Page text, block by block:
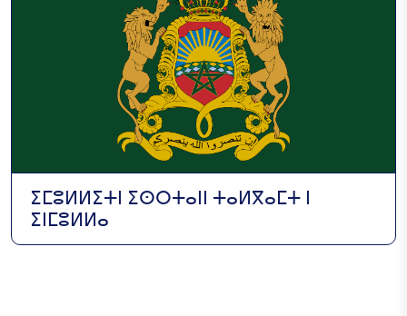
ⵉⵎⵓⵍⵍⵉⵜⵏ ⵉⵙⵔⵜⴰⵏⵏ ⵜⴰⵍⴳⴰⵎⵜ ⵏ
ⵉⵏⵎⵓⵍⵍⴰ